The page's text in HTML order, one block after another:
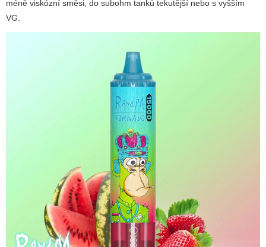
méně viskózní směsi, do subohm tanků tekutější nebo s vyšším
VG.